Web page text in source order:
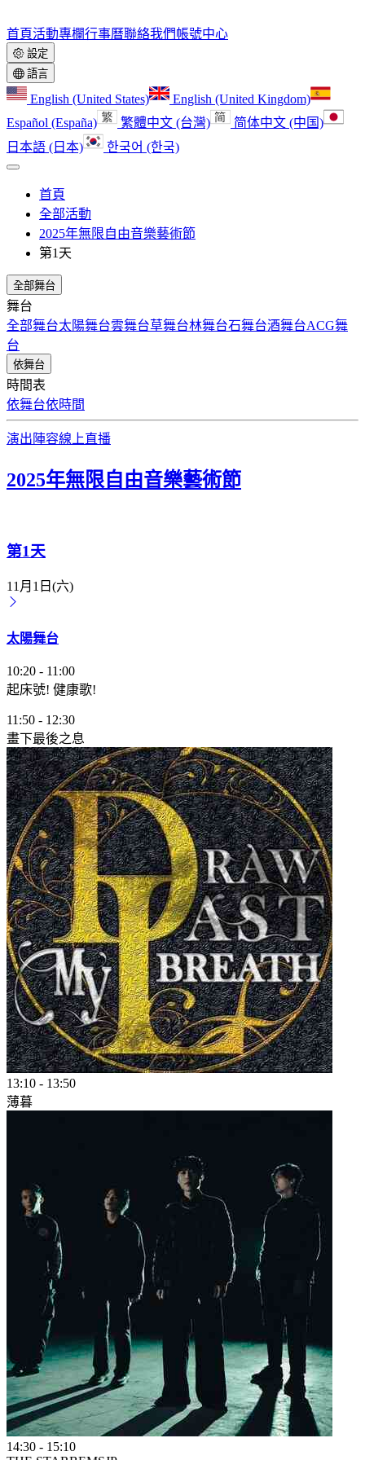
首頁活動專欄行事曆聯絡我們帳號中心
設定
語言
English (United States)
English (United Kingdom)
Español (España)
繁體中文 (台灣)
简体中文 (中国)
日本語 (日本)
한국어 (한국)
首頁
全部活動
2025年無限自由音樂藝術節
第1天
全部舞台
舞台
全部舞台太陽舞台雲舞台草舞台林舞台石舞台酒舞台ACG舞
台
依舞台
時間表
依舞台依時間
演出陣容線上直播
2025年無限自由音樂藝術節
第1天
11月1日(六)
太陽舞台
10:20 - 11:00
起床號! 健康歌!
11:50 - 12:30
畫下最後之息
13:10 - 13:50
薄暮
14:30 - 15:10